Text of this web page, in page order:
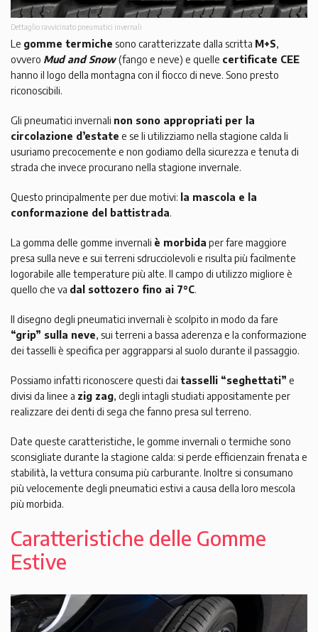
Dettaglio ravvicinato pneumatici invernali
Le gomme termiche sono caratterizzate dalla scritta M+S,
ovvero Mud and Snow(fango e neve) e quelle certificate CEE
hanno il logo della montagna con il fiocco di neve. Sono presto
riconoscibili.
Gli pneumatici invernali non sono appropriati per la
circolazione d’estate e se li utilizziamo nella stagione calda li
usuriamo precocemente e non godiamo della sicurezza e tenuta di
strada che invece procurano nella stagione invernale.
Questo principalmente per due motivi: la mascola e la
conformazione del battistrada.
La gomma delle gomme invernali è morbida per fare maggiore
presa sulla neve e sui terreni sdrucciolevoli e risulta più facilmente
logorabile alle temperature più alte. Il campo di utilizzo migliore è
quello che va dal sottozero fino ai 7°C.
Il disegno degli pneumatici invernali è scolpito in modo da fare
“grip” sulla neve, sui terreni a bassa aderenza e la conformazione
dei tasselli è specifica per aggrapparsi al suolo durante il passaggio.
Possiamo infatti riconoscere questi dai tasselli “seghettati” e
divisi da linee a zig zag, degli intagli studiati appositamente per
realizzare dei denti di sega che fanno presa sul terreno.
Date queste caratteristiche, le gomme invernali o termiche sono
sconsigliate durante la stagione calda: si perde efficienzain frenata e
stabilità, la vettura consuma più carburante. Inoltre si consumano
più velocemente degli pneumatici estivi a causa della loro mescola
più morbida.
Caratteristiche delle Gomme
Estive